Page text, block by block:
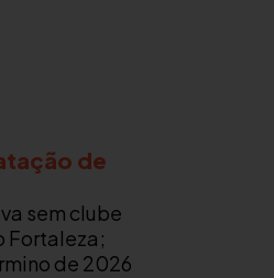
de
sem clube
Fortaleza;
de 2026